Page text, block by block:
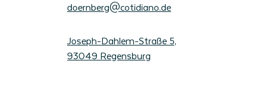
Joseph-Dahlem-Straße 5,
93049 Regensburg
doernberg@cotidiano.de